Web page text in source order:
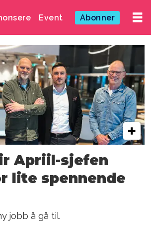
Event Abonner
Apriil-sjefen
lite spennende
jobb å gå til.